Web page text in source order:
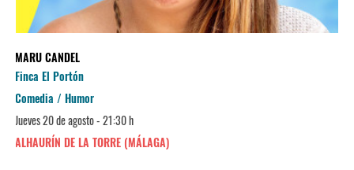
MARU CANDEL
Finca El Portón
Comedia / Humor
Jueves 20 de agosto - 21:30 h
ALHAURÍN DE LA TORRE (MÁLAGA)